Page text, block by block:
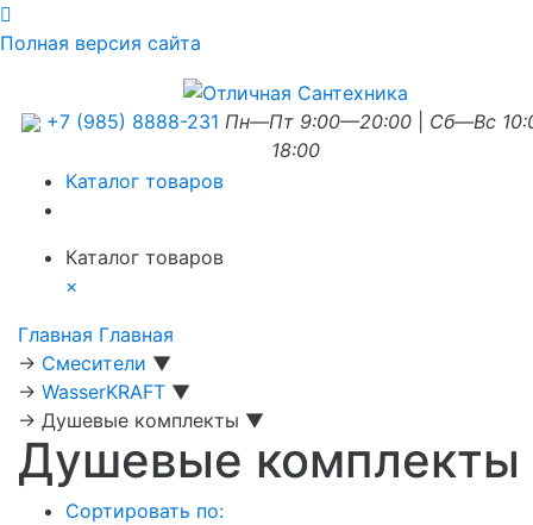
Полная версия сайта
+7 (985) 8888-231 Пн—Пт 9:00—20:00
Сб—Вс
18:00
Каталог товаров
Каталог товаров
×
Главная Главная
→ Смесители ▼
→ WasserKRAFT ▼
→ Душевые комплекты ▼
Душевые комплекты
Сортировать по: